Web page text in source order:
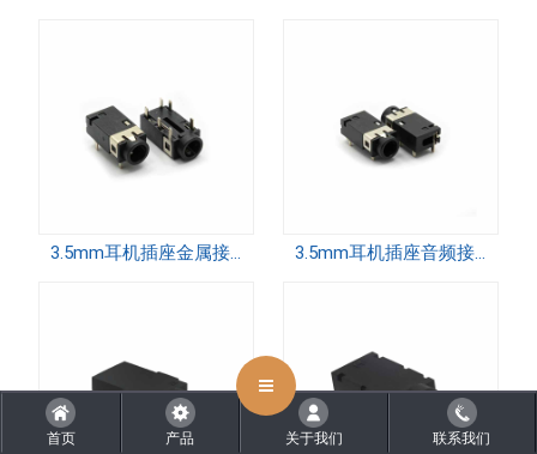
3.5mm耳机插座金属接口音频插件带柱笔记本电脑开关PJ-3973-B 长脚 3.5mm耳机插座音频接口插件笔记本电脑开关PJ-3973-B短脚
首页 产品 关于我们 联系我们